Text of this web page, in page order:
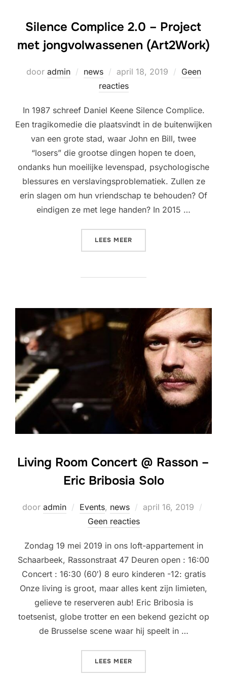
Silence Complice 2.0 – Project
met jongvolwassenen (Art2Work)
door admin news
Geplaatst
op
april 18, 2019
Geen
reacties
In 1987 schreef Daniel Keene Silence Complice.
Een tragikomedie die plaatsvindt in de buitenwijken
van een grote stad, waar John en Bill, twee
“losers” die grootse dingen hopen te doen,
ondanks hun moeilijke levenspad, psychologische
blessures en verslavingsproblematiek. Zullen ze
erin slagen om hun vriendschap te behouden? Of
eindigen ze met lege handen? In 2015 …
LEES MEER
Living Room Concert @ Rasson –
Eric Bribosia Solo
door admin Events, news
Geplaatst
april 16, 2019
Geen reacties
Zondag 19 mei 2019 in ons loft-appartement in
Schaarbeek, Rassonstraat 47 Deuren open : 16:00
Concert : 16:30 (60′) 8 euro kinderen -12: gratis
Onze living is groot, maar alles kent zijn limieten,
gelieve te reserveren aub! Eric Bribosia is
toetsenist, globe trotter en een bekend gezicht op
de Brusselse scene waar hij speelt in …
LEES MEER